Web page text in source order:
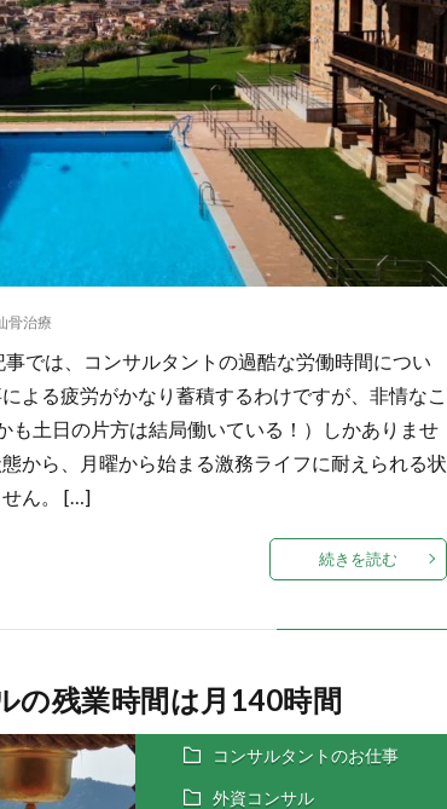
骨治療
では、コンサルタントの過酷な労働時間につい
よる疲労がかなり蓄積するわけですが、非情なこ
も土日の片方は結局働いている！）しかありませ
から、月曜から始まる激務ライフに耐えられる状
ん。 […]
続きを読む
の残業時間は月140時間
コンサルタントのお仕事
外資コンサル